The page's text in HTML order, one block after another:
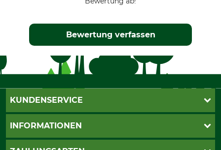
Bewertung verfassen
KUNDENSERVICE
Live-Shopping
INFORMATIONEN
AGB